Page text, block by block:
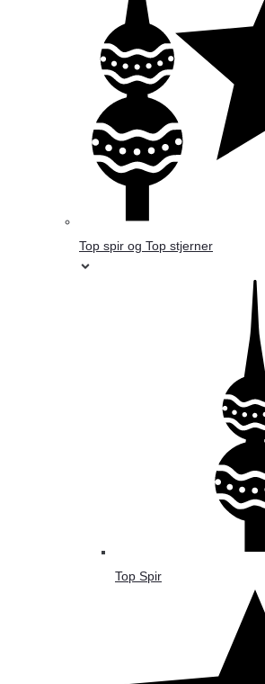
Top spir og Top stjerner
Top Spir